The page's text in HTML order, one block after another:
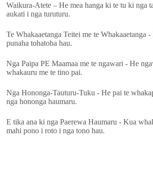
Waikura-Atete – He mea hanga ki te tu ki nga
aukati i nga turuturu.
Te Whakaaetanga Teitei me te Whakaaetanga
punaha tohatoha hau.
Nga Paipa PE Maamaa me te ngawari - He
whakauru me te tino pai.
Nga Hononga-Tauturu-Tuku - He pai te
nga hononga haumaru.
E tika ana ki nga Paerewa Haumaru - Kua
mahi pono i roto i nga tono hau.